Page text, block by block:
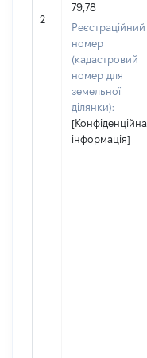
2
79,78
Реєстраційний
номер
(кадастровий
номер для
земельної
ділянки):
[Конфіденційна
інформація]